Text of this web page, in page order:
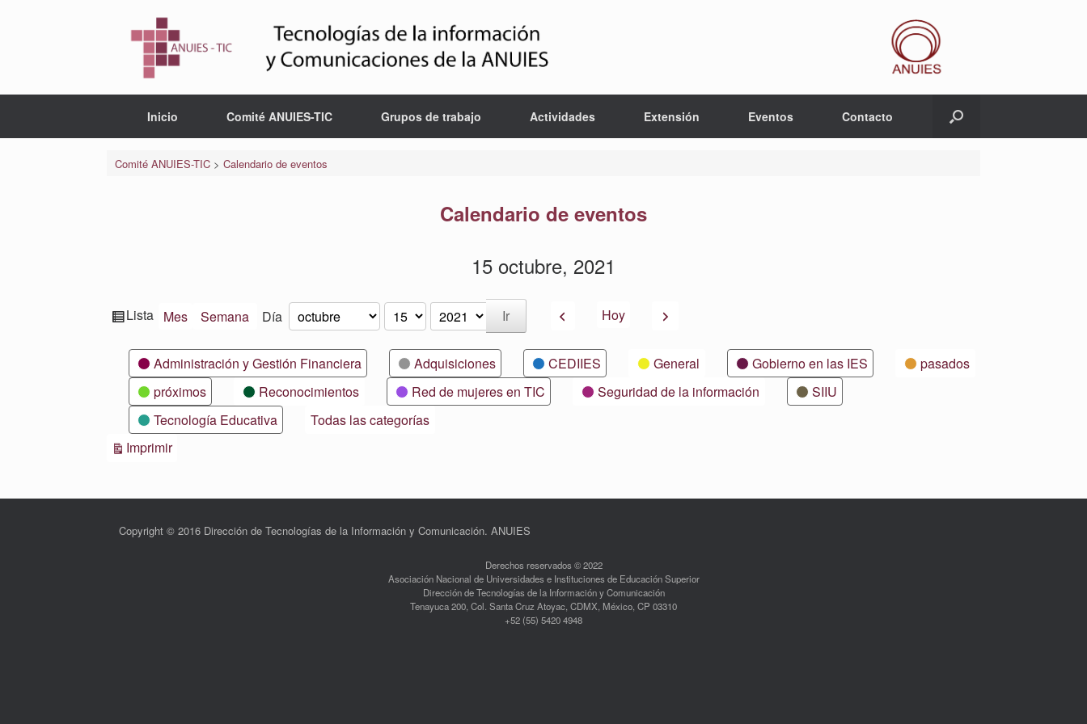
Inicio Comité ANUIES-TIC Grupos de trabajo Actividades Extensión Eventos Contacto
Comité ANUIES-TIC> Calendario de eventos
Calendario de eventos
15 octubre, 2021
Ver
Lista Mes Semana Día Mes
Día
Año AnteriorHoy Siguiente
CategoríasAdministración y Gestión Financiera Adquisiciones CEDIIES General Gobierno en las IES
pasados
próximos
Reconocimientos Red de mujeres en TIC Seguridad de la información
SIIU
Tecnología Educativa
Todas las categorías
ImprimirVistas
Copyright © 2016 Dirección de Tecnologías de la Información y Comunicación. ANUIES
Derechos reservados © 2022
Asociación Nacional de Universidades e Instituciones de Educación Superior
Dirección de Tecnologías de la Información y Comunicación
Tenayuca 200, Col. Santa Cruz Atoyac, CDMX, México, CP 03310
+52 (55) 5420 4948